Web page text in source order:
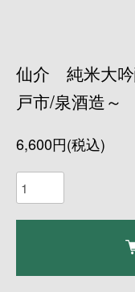
仙介 純米大
戸市/泉酒造～
6,600円(税込)